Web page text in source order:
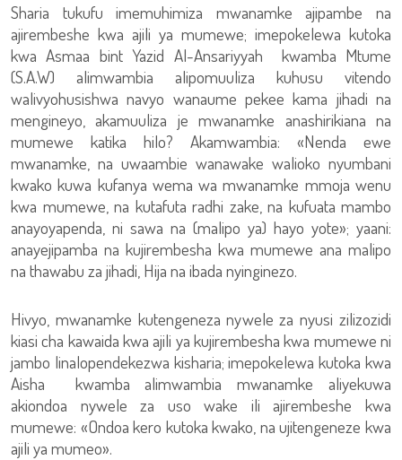
Sharia tukufu imemuhimiza mwanamke ajipambe na
ajirembeshe kwa ajili ya mumewe; imepokelewa kutoka
kwa Asmaa bint Yazid Al-Ansariyyah kwamba Mtume
(S.A.W) alimwambia alipomuuliza kuhusu vitendo
walivyohusishwa navyo wanaume pekee kama jihadi na
mengineyo, akamuuliza je mwanamke anashirikiana na
mumewe katika hilo? Akamwambia: «Nenda ewe
mwanamke, na uwaambie wanawake walioko nyumbani
kwako kuwa kufanya wema wa mwanamke mmoja wenu
kwa mumewe, na kutafuta radhi zake, na kufuata mambo
anayoyapenda, ni sawa na (malipo ya) hayo yote»; yaani:
anayejipamba na kujirembesha kwa mumewe ana malipo
na thawabu za jihadi, Hija na ibada nyinginezo.
Hivyo, mwanamke kutengeneza nywele za nyusi zilizozidi
kiasi cha kawaida kwa ajili ya kujirembesha kwa mumewe ni
jambo linalopendekezwa kisharia; imepokelewa kutoka kwa
Aisha kwamba alimwambia mwanamke aliyekuwa
akiondoa nywele za uso wake ili ajirembeshe kwa
mumewe: «Ondoa kero kutoka kwako, na ujitengeneze kwa
ajili ya mumeo».